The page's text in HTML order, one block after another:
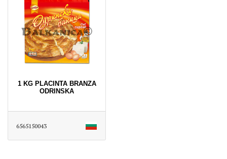
1 KG PLACINTA BRANZA
ODRINSKA
6565150043